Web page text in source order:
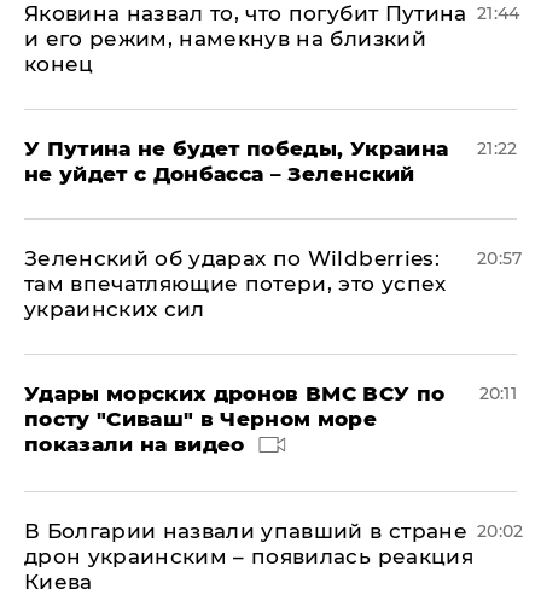
Яковина назвал то, что погубит Путина
и его режим, намекнув на близкий
конец
21:44
У Путина не будет победы, Украина
не уйдет с Донбасса – Зеленский
21:22
Зеленский об ударах по Wildberries:
там впечатляющие потери, это успех
украинских сил
20:57
Удары морских дронов ВМС ВСУ по
посту "Сиваш" в Черном море
показали на видео
20:11
В Болгарии назвали упавший в стране
дрон украинским – появилась реакция
Киева
20:02